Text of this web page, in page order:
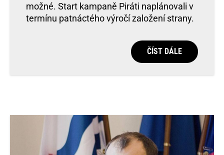
možné. Start kampaně Piráti naplánovali v
termínu patnáctého výročí založení strany.
ČÍST DÁLE